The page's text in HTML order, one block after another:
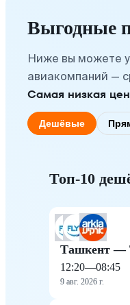
Выгодные
Ниже вы можете
авиакомпаний —
Самая низкая
Дешёвые
Топ-10
Ташкент —
12:20—08:45
9 авг. 2026 г.